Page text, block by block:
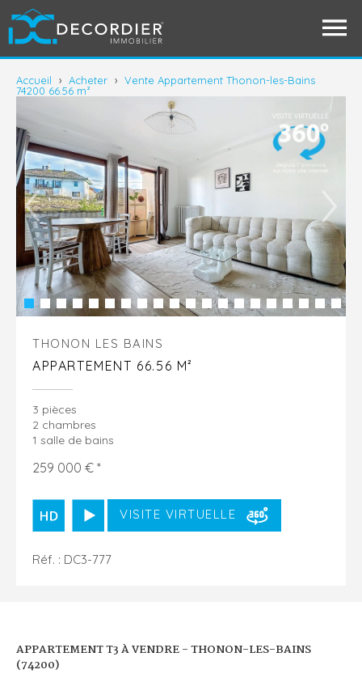
Accueil › Acheter › Vente Appartement Thonon-les-Bains
74200 66.56 m²
THONON LES BAINS
APPARTEMENT 66.56 M²
3 pièces
2 chambres
1 salle de bains
259 000 € *
VISITE VIRTUELLE
Réf. : DC3-777
APPARTEMENT T3 À VENDRE - THONON-LES-BAINS
(74200)